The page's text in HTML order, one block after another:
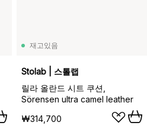
재고있음
Stolab | 스톨랩
릴라 올란드 시트 쿠션,
Sörensen ultra camel leather
₩314,700